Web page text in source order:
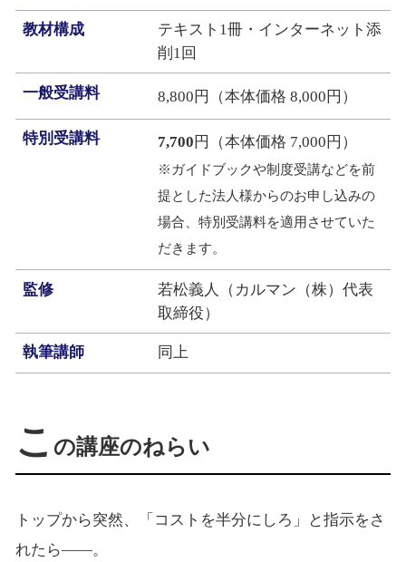
教材構成
テキスト1冊・インターネット添
削1回
一般受講料 8,800円（本体価格 8,000円）
特別受講料 7,700 円（本体価格 7,000円）
※ガイドブックや制度受講などを前
提とした法人様からのお申し込みの
場合、特別受講料を適用させていた
だきます。
監修
若松義人（カルマン（株）代表
取締役）
執筆講師 同上
こ の講座のねらい
トップから突然、「コストを半分にしろ」と指示をさ
れたら――。